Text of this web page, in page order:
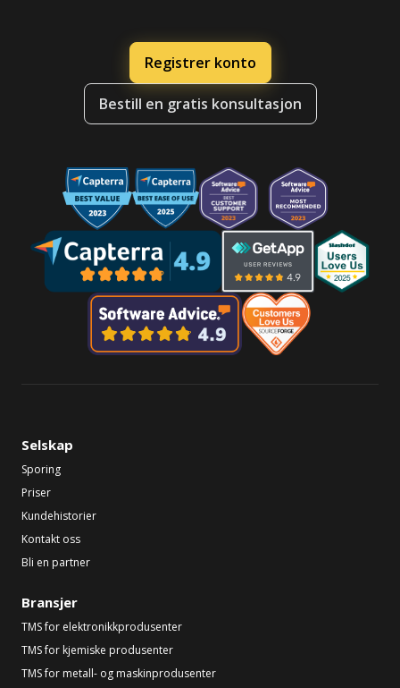
Registrer konto
Bestill en gratis konsultasjon
Selskap
Sporing
Priser
Kundehistorier
Kontakt oss
Bli en partner
Bransjer
TMS for elektronikkprodusenter
TMS for kjemiske produsenter
TMS for metall- og maskinprodusenter